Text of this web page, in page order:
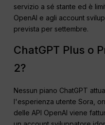
servizio a sé stante ed è
OpenAI e agli account
prevista per settembre.
ChatGPT Plus o
2?
Nessun piano ChatGPT
l'esperienza utente Sora,
delle API OpenAI viene